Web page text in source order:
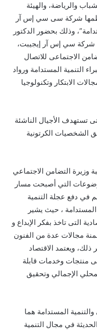
والرياضة، والهيئة
شركة سى سي إس آر
وذلك بحضور الدكتور
سي إس آر إيجيبت،
الاجتماعى للاتصال
التنمية المستدامة ورواد
الابتكار وتكنولوجيا
تستهدف الأجيال الناشئة
الشخصيات الكرتونية
وزيرة التضامن الاجتماعي
التي أصبحت مسار
في دفع عجلة التنمية
المستدامة ، حيث يشير
التى تاخذ بفكر الإبداع و
مجالات عدة من الفنون
ذلك، ويعتمد الاقتصاد
منتجات وخدمات قابلة
الإجمالي وتحقيق
المستدامة هما
في مجال التنمية